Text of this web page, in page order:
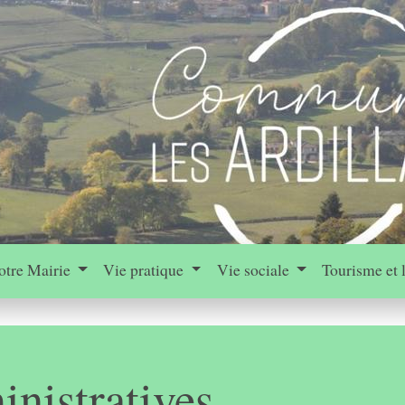
Mairie Vie pratique Vie sociale Tourisme et